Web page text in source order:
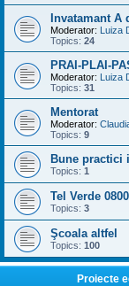
Invatamant A
Moderator: Luiza
Topics: 24
PRAI-PLAI-
Moderator: Luiza
Topics: 31
Mentorat
Moderator:
Topics: 9
Bune practici
Topics: 1
Tel Verde
Topics: 3
Şcoala altfel
Topics: 100
Proiecte